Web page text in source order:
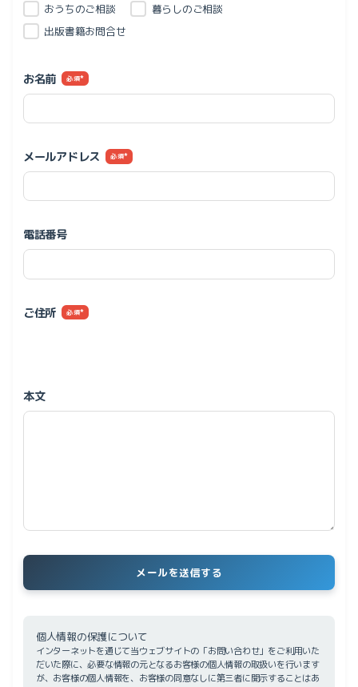
おうちのご相談
暮らしのご相談
出版書籍お問合せ
お名前 *
メールアドレス *
電話番号
ご住所 *
本文
個人情報の保護について
インターネットを通じて当ウェブサイトの「お問い合わせ」をご利用いた
だいた際に、必要な情報の元となるお客様の個人情報の取扱いを行います
が、お客様の個人情報を、お客様の同意なしに第三者に開示することはあ